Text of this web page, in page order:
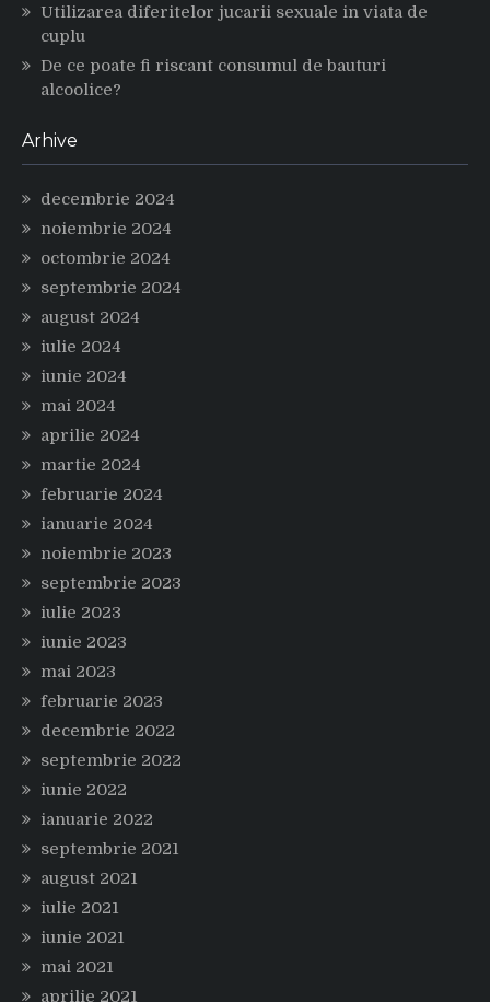
Utilizarea diferitelor jucarii sexuale in viata de
cuplu
De ce poate fi riscant consumul de bauturi
alcoolice?
Arhive
decembrie 2024
noiembrie 2024
octombrie 2024
septembrie 2024
august 2024
iulie 2024
iunie 2024
mai 2024
aprilie 2024
martie 2024
februarie 2024
ianuarie 2024
noiembrie 2023
septembrie 2023
iulie 2023
iunie 2023
mai 2023
februarie 2023
decembrie 2022
septembrie 2022
iunie 2022
ianuarie 2022
septembrie 2021
august 2021
iulie 2021
iunie 2021
mai 2021
aprilie 2021